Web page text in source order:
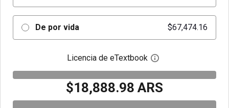
De por vida $67,474.16
Licencia de eTextbook Abre el cuadro de
$18,888.98 ARS